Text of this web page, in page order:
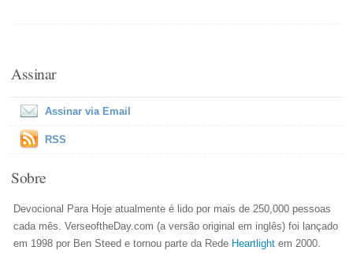
Assinar
Assinar via Email
RSS
Sobre
Devocional Para Hoje atualmente é lido por mais de 250,000 pessoas
cada mês. VerseoftheDay.com (a versão original em inglês) foi lançado
em 1998 por Ben Steed e tornou parte da Rede Heartlight em 2000.